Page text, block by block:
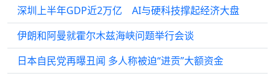
深圳上半年GDP近2万亿 AI与硬科技撑起经济大盘
伊朗和阿曼就霍尔木兹海峡问题举行会谈
日本自民党再曝丑闻 多人称被迫“进贡”大额资金